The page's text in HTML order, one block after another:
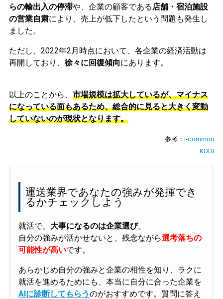
らの輸出入の停滞や、企業の顧客である 店舗・宿泊施設
の営業自粛により、売上が低下したという問題も発生し
ました。
ただし、2022年2月時点において、各企業の経済活動は
再開しており、 徐々に回復傾向にあります。
以上のことから、 市場規模は拡大しているが、マイナス
になっている面もあるため、総合的に見ると大きく変動
していないのが現状となります。
参考：i-common
KDDI
運送業界であなたの強みが発揮でき
るかチェックしよう
就活で、 大事になるのは企業選び。
自分の強みが活かせないと、残念ながら選考落ちの
可能性が高いです。
あらかじめ自分の強みと企業の相性を知り、ラクに
就活を進めるためにも、本当に自分に合った企業を
AIに診断してもらうのがおすすめです。質問に答え